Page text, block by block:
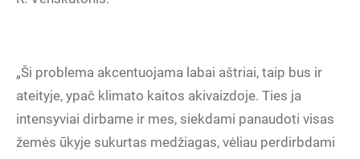
„Ši problema akcentuojama labai aštriai, taip bus ir
ateityje, ypač klimato kaitos akivaizdoje. Ties ja
intensyviai dirbame ir mes, siekdami panaudoti visas
žemės ūkyje sukurtas medžiagas, vėliau perdirbdami